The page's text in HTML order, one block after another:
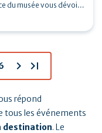
du musée vous dévoile
Durée 30…
chevron_right last_page
répond
tous les événements
destination. Le